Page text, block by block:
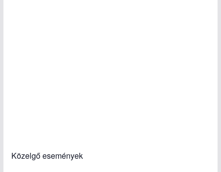
Közelgő események